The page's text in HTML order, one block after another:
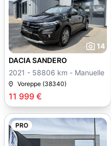
14
11 999 €
DACIA SANDERO
2021 - 58806 km - Manuelle
Voreppe (38340)
PRO